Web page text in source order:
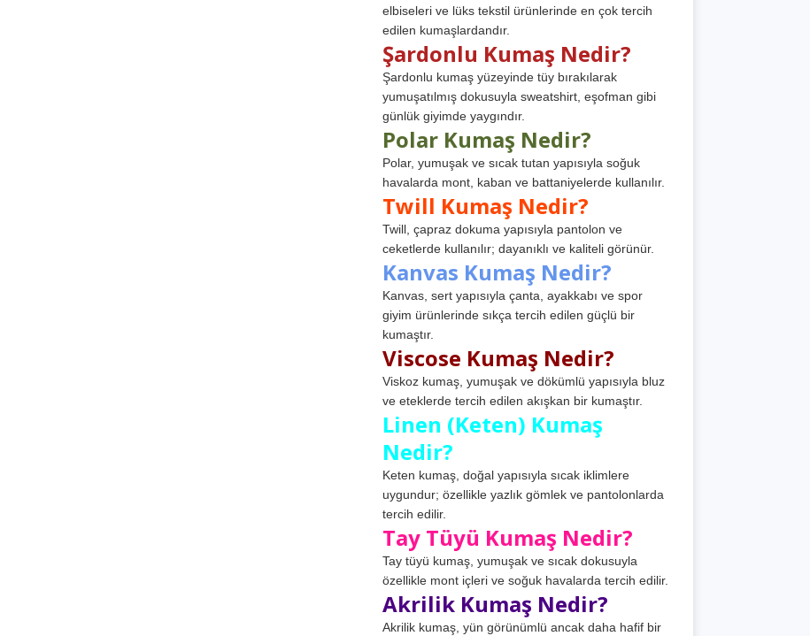
elbiseleri ve lüks tekstil ürünlerinde en çok tercih
edilen kumaşlardandır.
Şardonlu Kumaş Nedir?
Şardonlu kumaş yüzeyinde tüy bırakılarak
yumuşatılmış dokusuyla sweatshirt, eşofman gibi
günlük giyimde yaygındır.
Polar Kumaş Nedir?
Polar, yumuşak ve sıcak tutan yapısıyla soğuk
havalarda mont, kaban ve battaniyelerde kullanılır.
Twill Kumaş Nedir?
Twill, çapraz dokuma yapısıyla pantolon ve
ceketlerde kullanılır; dayanıklı ve kaliteli görünür.
Kanvas Kumaş Nedir?
Kanvas, sert yapısıyla çanta, ayakkabı ve spor
giyim ürünlerinde sıkça tercih edilen güçlü bir
kumaştır.
Viscose Kumaş Nedir?
Viskoz kumaş, yumuşak ve dökümlü yapısıyla bluz
ve eteklerde tercih edilen akışkan bir kumaştır.
Linen (Keten) Kumaş
Nedir?
Keten kumaş, doğal yapısıyla sıcak iklimlere
uygundur; özellikle yazlık gömlek ve pantolonlarda
tercih edilir.
Tay Tüyü Kumaş Nedir?
Tay tüyü kumaş, yumuşak ve sıcak dokusuyla
özellikle mont içleri ve soğuk havalarda tercih edilir.
Akrilik Kumaş Nedir?
Akrilik kumaş, yün görünümlü ancak daha hafif bir